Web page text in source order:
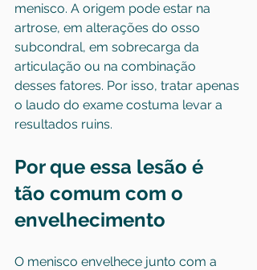
menisco. A origem pode estar na
artrose, em alterações do osso
subcondral, em sobrecarga da
articulação ou na combinação
desses fatores. Por isso, tratar apenas
o laudo do exame costuma levar a
resultados ruins.
Por que essa lesão é
tão comum com o
envelhecimento
O menisco envelhece junto com a